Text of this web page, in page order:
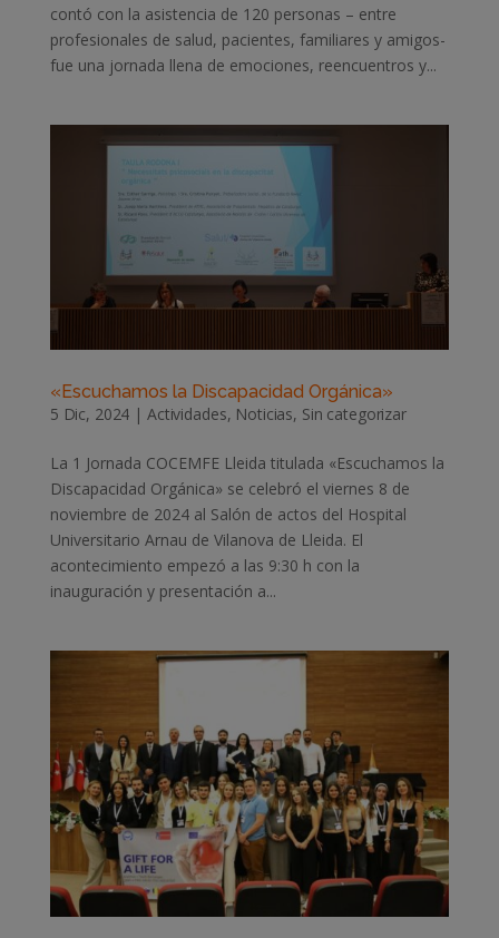
contó con la asistencia de 120 personas – entre
profesionales de salud, pacientes, familiares y amigos-
fue una jornada llena de emociones, reencuentros y...
«Escuchamos la Discapacidad Orgánica»
5 Dic, 2024 | Actividades, Noticias, Sin categorizar
La 1 Jornada COCEMFE Lleida titulada «Escuchamos la
Discapacidad Orgánica» se celebró el viernes 8 de
noviembre de 2024 al Salón de actos del Hospital
Universitario Arnau de Vilanova de Lleida. El
acontecimiento empezó a las 9:30 h con la
inauguración y presentación a...